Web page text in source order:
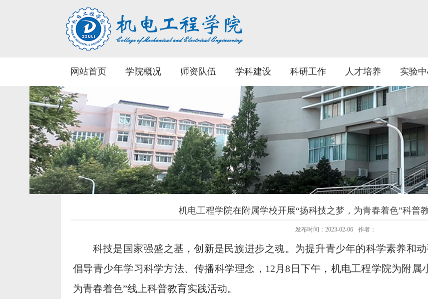
网站首页 学院概况 师资队伍 学科建设 科研工作 人才培养 实验
机电工程学院在附属学校开展“扬科技之梦，为青春着色”科普
发布时间：2023-02-06 作者：
科技是国家强盛之基，创新是民族进步之魂。为提升青少年的科学素养和
倡导青少年学习科学方法、传播科学理念，12月8日下午，机电工程学院为附属
为青春着色”线上科普教育实践活动。